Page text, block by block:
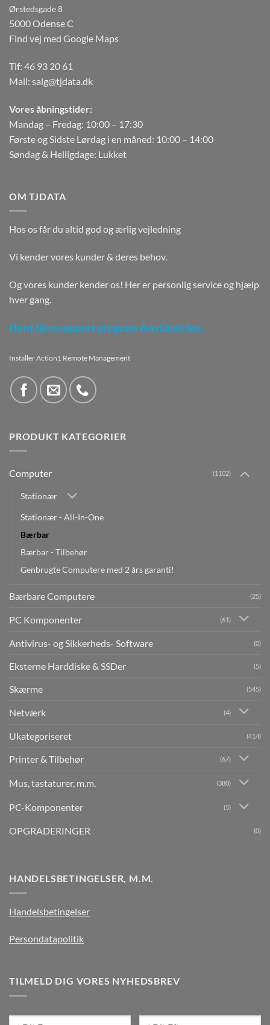
Ørstedsgade 8
5000 Odense C
Find vej med Google Maps
Tlf: 46 93 20 61
Mail: salg@tjdata.dk
Vores åbningstider:
Mandag – Fredag: 10:00 – 17:30
Første og Sidste Lørdag i en måned: 10:00 – 14:00
Søndag & Helligdage: Lukket
OM TJDATA
Hos os får du altid god og ærlig vejledning
Vi kender vores kunder & deres behov.
Og vores kunder kender os! Her er personlig service og hjælp
hver gang.
Hent fjernsupport program AnyDesk her.
Installer Action1 Remote Management
PRODUKT KATEGORIER
Computer (1102)
Stationær
Stationær - All-In-One
Bærbar
Bærbar - Tilbehør
Genbrugte Computere med 2 års garanti!
Bærbare Computere (25)
PC Komponenter (61)
Antivirus- og Sikkerheds- Software (0)
Eksterne Harddiske & SSDer (5)
Skærme (545)
Netværk (4)
Ukategoriseret (414)
Printer & Tilbehør (67)
Mus, tastaturer, m.m. (380)
PC-Komponenter (5)
OPGRADERINGER (0)
HANDELSBETINGELSER, M.M.
Handelsbetingelser
Persondatapolitik
TILMELD DIG VORES NYHEDSBREV